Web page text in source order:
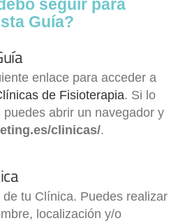
seguir para
Guía?
enlace para acceder a
de Fisioterapia. Si lo
abrir un navegador y
clinicas/.
tu Clínica. Puedes realizar
localización y/o